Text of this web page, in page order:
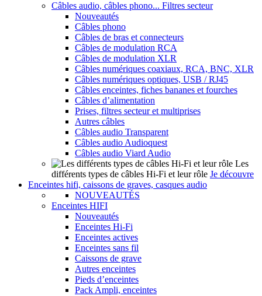
Câbles audio, câbles phono... Filtres secteur
Nouveautés
Câbles phono
Câbles de bras et connecteurs
Câbles de modulation RCA
Câbles de modulation XLR
Câbles numériques coaxiaux, RCA, BNC, XLR
Câbles numériques optiques, USB / RJ45
Câbles enceintes, fiches bananes et fourches
Câbles d’alimentation
Prises, filtres secteur et multiprises
Autres câbles
Câbles audio Transparent
Câbles audio Audioquest
Câbles audio Viard Audio
Les
différents types de câbles Hi-Fi et leur rôle Je découvre
Enceintes hifi, caissons de graves, casques audio
NOUVEAUTÉS
Enceintes HIFI
Nouveautés
Enceintes Hi-Fi
Enceintes actives
Enceintes sans fil
Caissons de grave
Autres enceintes
Pieds d’enceintes
Pack Ampli, enceintes